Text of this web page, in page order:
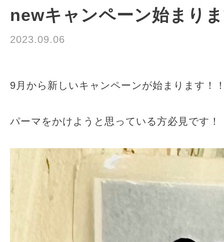
newキャンペーン始まり
2023.09.06
9月から新しいキャンペーンが始まります！
パーマをかけようと思っている方必見です！